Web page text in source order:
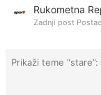
Rukometna
Zadnji post
Prikaži teme “stare”: